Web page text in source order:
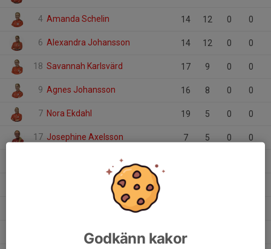
4 Amanda Schelin 14 12 0 0
6 Alexandra Johansson 14 12 0 0
18 Savannah Karlsvärd 17 9 0 0
9 Agnes Johansson 16 8 0 0
7 Nora Ekdahl 19 5 0 0
17 Josephine Axelsson 7 5 0 0
Moa Widelius-BjörkGodkänn kakor